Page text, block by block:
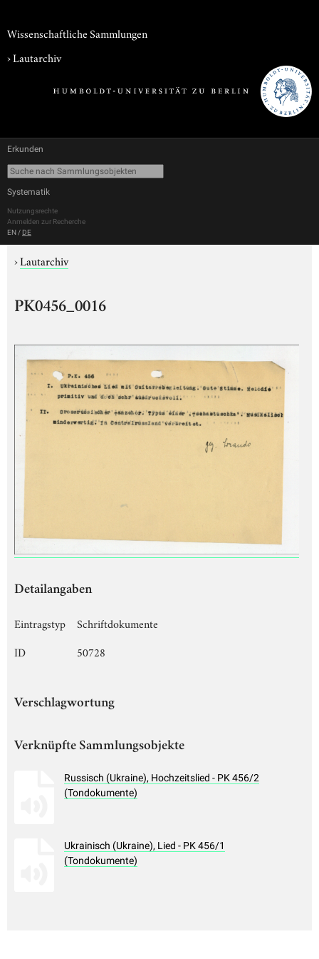
Wissenschaftliche Sammlungen
›Lautarchiv
Erkunden
Systematik
Nutzungsrechte
Anmelden zur Recherche
EN / DE
›Lautarchiv
PK0456_0016
Detailangaben
Eintragstyp
Schriftdokumente
ID
50728
Verschlagwortung
Verknüpfte Sammlungsobjekte
Russisch (Ukraine), Hochzeitslied - PK 456/2
(Tondokumente)
Ukrainisch (Ukraine), Lied - PK 456/1
(Tondokumente)